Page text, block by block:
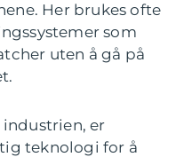
Her brukes ofte
som
uten å gå på
industrien, er
teknologi for å